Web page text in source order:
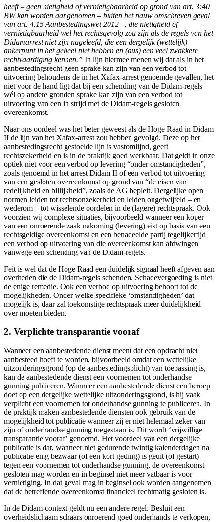
heeft – geen nietigheid of vernietigbaarheid op grond van art. 3:40
BW kan worden aangenomen – buiten het nauw omschreven geval
van art. 4.15 Aanbestedingswet 2012 –, die nietigheid of
vernietigbaarheid wel het rechtsgevolg zou zijn als de regels van het
Didamarrest niet zijn nageleefd, die een dergelijk (wettelijk)
ankerpunt in het geheel niet hebben en (dus) een veel zwakkere
rechtvaardiging kennen.” In lijn hiermee menen wij dat als in het
aanbestedingsrecht geen sprake kan zijn van een verbod tot
uitvoering behoudens de in het Xafax-arrest genoemde gevallen, het
niet voor de hand ligt dat bij een schending van de Didam-regels
wél op andere gronden sprake kan zijn van een verbod tot
uitvoering van een in strijd met de Didam-regels gesloten
overeenkomst.
Naar ons oordeel was het beter geweest als de Hoge Raad in Didam
II de lijn van het Xafax-arrest zou hebben gevolgd. Deze op het
aanbestedingsrecht gestoelde lijn is vastomlijnd, geeft
rechtszekerheid en is in de praktijk goed werkbaar. Dat geldt in onze
optiek niet voor een verbod op levering “onder omstandigheden”,
zoals genoemd in het arrest Didam II of een verbod tot uitvoering
van een gesloten overeenkomst op grond van “de eisen van
redelijkheid en billijkheid”, zoals de AG bepleit. Dergelijke open
normen leiden tot rechtsonzekerheid en leiden ongetwijfeld – en
wederom – tot wisselende oordelen in de (lagere) rechtspraak. Ook
voorzien wij complexe situaties, bijvoorbeeld wanneer een koper
van een onroerende zaak nakoming (levering) eist op basis van een
rechtsgeldige overeenkomst en een benadeelde partij tegelijkertijd
een verbod op uitvoering van die overeenkomst kan afdwingen
vanwege een schending van de Didam-regels.
Feit is wel dat de Hoge Raad een duidelijk signaal heeft afgeven aan
overheden die de Didam-regels schenden. Schadevergoeding is niet
de enige remedie. Ook een verbod op uitvoering behoort tot de
mogelijkheden. Onder welke specifieke ‘omstandigheden’ dat
mogelijk is, daar zal toekomstige rechtspraak meer duidelijkheid
over moeten bieden.
2. Verplichte transparantie vooraf
Wanneer een aanbestedende dienst meent dat een opdracht niet
aanbesteed hoeft te worden, bijvoorbeeld omdat een wettelijke
uitzonderingsgrond (op de aanbestedingsplicht) van toepassing is,
kan de aanbestedende dienst een voornemen tot onderhandse
gunning publiceren. Wanneer een aanbestedende dienst een beroep
doet op een dergelijke wettelijke uitzonderingsgrond, is hij vaak
verplicht een voornemen tot onderhandse gunning te publiceren. In
de praktijk maken aanbestedende diensten ook gebruik van de
mogelijkheid tot publicatie wanneer zij er niet helemaal zeker van
zijn of onderhandse gunning toegestaan is. Dit wordt ‘vrijwillige
transparantie vooraf’ genoemd. Het voordeel van een dergelijke
publicatie is dat, wanneer niet gedurende twintig kalenderdagen na
publicatie enig bezwaar (of een kort geding) is geuit (of gestart)
tegen een voornemen tot onderhandse gunning, de overeenkomst
gesloten mag worden en in beginsel niet meer vatbaar is voor
vernietiging. In dat geval mag in beginsel ook worden aangenomen
dat de betreffende overeenkomst financieel rechtmatig gesloten is.
In de Didam-context geldt nu een andere regel. Besluit een
overheidslichaam schaars onroerend goed onderhands te verkopen,